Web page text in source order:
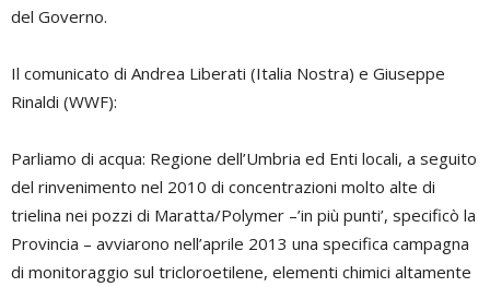
del Governo.
Il comunicato di Andrea Liberati (Italia Nostra) e Giuseppe
Rinaldi (WWF):
Parliamo di acqua: Regione dell’Umbria ed Enti locali, a seguito
del rinvenimento nel 2010 di concentrazioni molto alte di
trielina nei pozzi di Maratta/Polymer –’in più punti’, specificò la
Provincia – avviarono nell’aprile 2013 una specifica campagna
di monitoraggio sul tricloroetilene, elementi chimici altamente